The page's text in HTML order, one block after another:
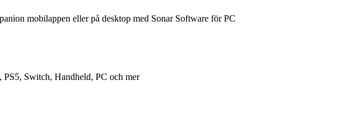
mobilappen eller på desktop med Sonar Software för PC
PS5, Switch, Handheld, PC och mer